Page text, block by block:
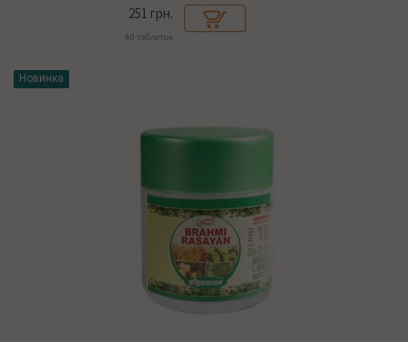
251 грн.
60 таблеток
Новинка